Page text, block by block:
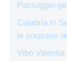
Passaggio
Calabria in
le sorprese
Vibo